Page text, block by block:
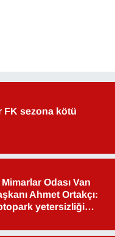
FK sezona kötü
Odası Van
Ahmet Ortakçı:
yetersizliği